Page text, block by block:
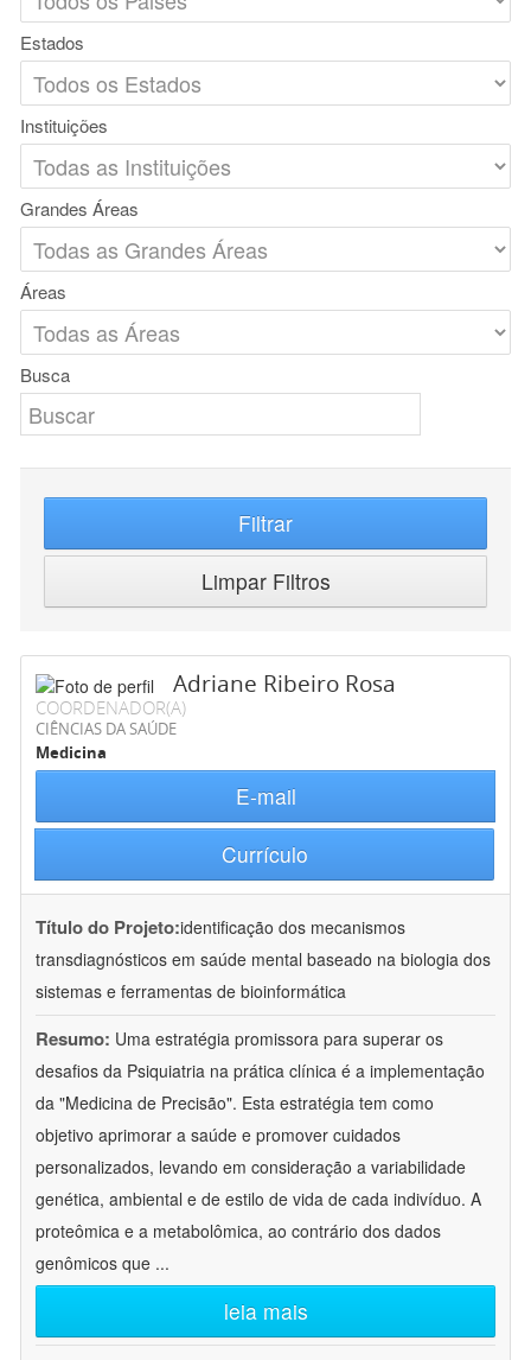
Estados
Instituições
Grandes Áreas
Áreas
Busca
Filtrar
Limpar Filtros
Adriane Ribeiro Rosa
COORDENADOR(A)
CIÊNCIAS DA SAÚDE
Medicina
E-mail
Currículo
Título do Projeto:identificação dos mecanismos
transdiagnósticos em saúde mental baseado na biologia dos
sistemas e ferramentas de bioinformática
Resumo: Uma estratégia promissora para superar os
desafios da Psiquiatria na prática clínica é a implementação
da "Medicina de Precisão". Esta estratégia tem como
objetivo aprimorar a saúde e promover cuidados
personalizados, levando em consideração a variabilidade
genética, ambiental e de estilo de vida de cada indivíduo. A
proteômica e a metabolômica, ao contrário dos dados
genômicos que ...
leia mais